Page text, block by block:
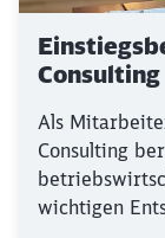
Consulting
Als
Consulting
wichtigen